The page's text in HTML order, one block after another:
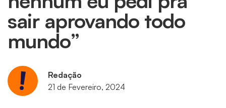
sair aprovando todo
mundo”
Redação
21 de Fevereiro, 2024